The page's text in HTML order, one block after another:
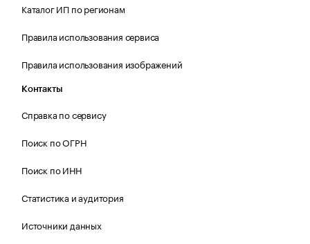
Каталог ИП по регионам
Правила использования сервиса
Правила использования изображений
Контакты
Справка по сервису
Поиск по ОГРН
Поиск по ИНН
Статистика и аудитория
Источники данных